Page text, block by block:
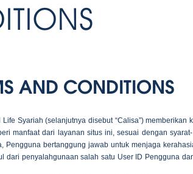
AND CONDITIONS
Life Syariah (selanjutnya disebut “Calisa”)
manfaat dari layanan situs ini, sesuai dengan
Pengguna bertanggung jawab untuk menjaga
dari penyalahgunaan salah satu User ID Pengguna